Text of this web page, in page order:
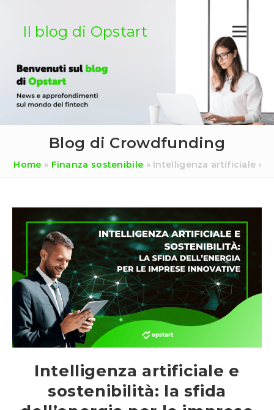
contenutoIl blog di Opstart
Blog di Crowdfunding
Home » Finanza sostenibile » Intelligenza artificiale e
Intelligenza artificiale e
sostenibilità: la sfida